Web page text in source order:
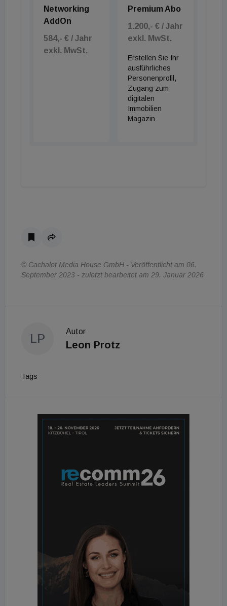
Networking
AddOn
584,- € / Jahr
exkl. MwSt.
Premium Abo
1.200,- € / Jahr
exkl. MwSt.
Erstellen Sie Ihr
ausführliches
Personenprofil,
Zugang zum
digitalen
Immobilien
Magazin
© Cachalot Media House GmbH - Veröffentlicht am 06.
September 2023 - zuletzt bearbeitet am 29. Januar 2026
LP
Autor
Leon Protz
Tags